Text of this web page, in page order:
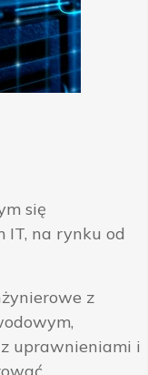
się
na rynku od
z
uprawnieniami i